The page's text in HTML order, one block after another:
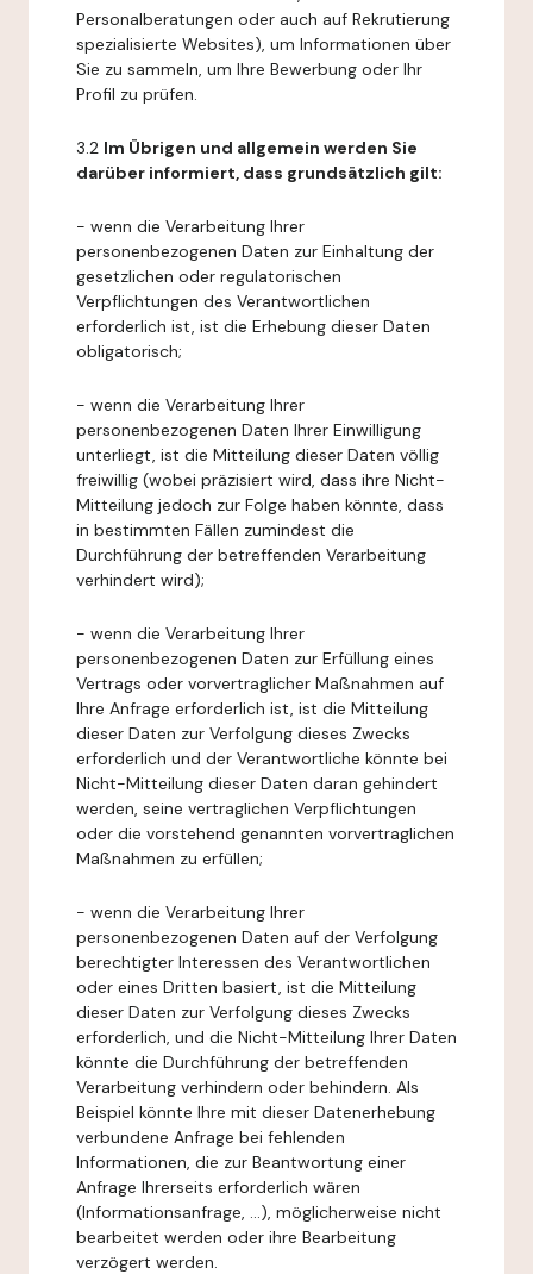
Personalberatungen oder auch auf Rekrutierung
spezialisierte Websites), um Informationen über
Sie zu sammeln, um Ihre Bewerbung oder Ihr
Profil zu prüfen.
3.2 Im Übrigen und allgemein werden Sie
darüber informiert, dass grundsätzlich gilt:
- wenn die Verarbeitung Ihrer
personenbezogenen Daten zur Einhaltung der
gesetzlichen oder regulatorischen
Verpflichtungen des Verantwortlichen
erforderlich ist, ist die Erhebung dieser Daten
obligatorisch;
- wenn die Verarbeitung Ihrer
personenbezogenen Daten Ihrer Einwilligung
unterliegt, ist die Mitteilung dieser Daten völlig
freiwillig (wobei präzisiert wird, dass ihre Nicht-
Mitteilung jedoch zur Folge haben könnte, dass
in bestimmten Fällen zumindest die
Durchführung der betreffenden Verarbeitung
verhindert wird);
- wenn die Verarbeitung Ihrer
personenbezogenen Daten zur Erfüllung eines
Vertrags oder vorvertraglicher Maßnahmen auf
Ihre Anfrage erforderlich ist, ist die Mitteilung
dieser Daten zur Verfolgung dieses Zwecks
erforderlich und der Verantwortliche könnte bei
Nicht-Mitteilung dieser Daten daran gehindert
werden, seine vertraglichen Verpflichtungen
oder die vorstehend genannten vorvertraglichen
Maßnahmen zu erfüllen;
- wenn die Verarbeitung Ihrer
personenbezogenen Daten auf der Verfolgung
berechtigter Interessen des Verantwortlichen
oder eines Dritten basiert, ist die Mitteilung
dieser Daten zur Verfolgung dieses Zwecks
erforderlich, und die Nicht-Mitteilung Ihrer Daten
könnte die Durchführung der betreffenden
Verarbeitung verhindern oder behindern. Als
Beispiel könnte Ihre mit dieser Datenerhebung
verbundene Anfrage bei fehlenden
Informationen, die zur Beantwortung einer
Anfrage Ihrerseits erforderlich wären
(Informationsanfrage, ...), möglicherweise nicht
bearbeitet werden oder ihre Bearbeitung
verzögert werden.